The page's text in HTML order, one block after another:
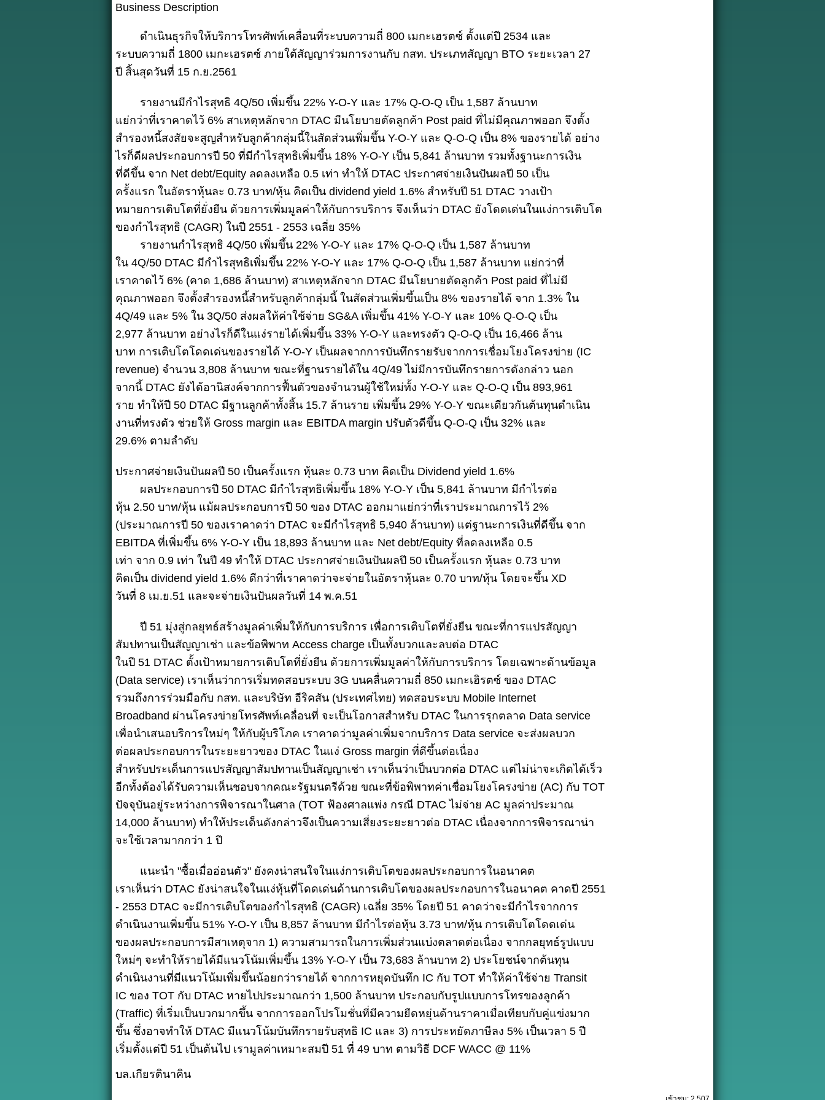
Business Description
ดำเนินธุรกิจให้บริการโทรศัพท์เคลื่อนที่ระบบความถี่ 800 เมกะเฮรตซ์ ตั้งแต่ปี 2534 และ
ระบบความถี่ 1800 เมกะเฮรตซ์ ภายใต้สัญญาร่วมการงานกับ กสท. ประเภทสัญญา BTO ระยะเวลา 27
ปี สิ้นสุดวันที่ 15 ก.ย.2561
รายงานมีกำไรสุทธิ 4Q/50 เพิ่มขึ้น 22% Y-O-Y และ 17% Q-O-Q เป็น 1,587 ล้านบาท
แย่กว่าที่เราคาดไว้ 6% สาเหตุหลักจาก DTAC มีนโยบายตัดลูกค้า Post paid ที่ไม่มีคุณภาพออก จึงตั้ง
สำรองหนี้สงสัยจะสูญสำหรับลูกค้ากลุ่มนี้ในสัดส่วนเพิ่มขึ้น Y-O-Y และ Q-O-Q เป็น 8% ของรายได้ อย่าง
ไรก็ดีผลประกอบการปี 50 ที่มีกำไรสุทธิเพิ่มขึ้น 18% Y-O-Y เป็น 5,841 ล้านบาท รวมทั้งฐานะการเงิน
ที่ดีขึ้น จาก Net debt/Equity ลดลงเหลือ 0.5 เท่า ทำให้ DTAC ประกาศจ่ายเงินปันผลปี 50 เป็น
ครั้งแรก ในอัตราหุ้นละ 0.73 บาท/หุ้น คิดเป็น dividend yield 1.6% สำหรับปี 51 DTAC วางเป้า
หมายการเติบโตที่ยั่งยืน ด้วยการเพิ่มมูลค่าให้กับการบริการ จึงเห็นว่า DTAC ยังโดดเด่นในแง่การเติบโต
ของกำไรสุทธิ (CAGR) ในปี 2551 - 2553 เฉลี่ย 35%
รายงานกำไรสุทธิ 4Q/50 เพิ่มขึ้น 22% Y-O-Y และ 17% Q-O-Q เป็น 1,587 ล้านบาท
ใน 4Q/50 DTAC มีกำไรสุทธิเพิ่มขึ้น 22% Y-O-Y และ 17% Q-O-Q เป็น 1,587 ล้านบาท แย่กว่าที่
เราคาดไว้ 6% (คาด 1,686 ล้านบาท) สาเหตุหลักจาก DTAC มีนโยบายตัดลูกค้า Post paid ที่ไม่มี
คุณภาพออก จึงตั้งสำรองหนี้สำหรับลูกค้ากลุ่มนี้ ในสัดส่วนเพิ่มขึ้นเป็น 8% ของรายได้ จาก 1.3% ใน
4Q/49 และ 5% ใน 3Q/50 ส่งผลให้ค่าใช้จ่าย SG&A เพิ่มขึ้น 41% Y-O-Y และ 10% Q-O-Q เป็น
2,977 ล้านบาท อย่างไรก็ดีในแง่รายได้เพิ่มขึ้น 33% Y-O-Y และทรงตัว Q-O-Q เป็น 16,466 ล้าน
บาท การเติบโตโดดเด่นของรายได้ Y-O-Y เป็นผลจากการบันทึกรายรับจากการเชื่อมโยงโครงข่าย (IC
revenue) จำนวน 3,808 ล้านบาท ขณะที่ฐานรายได้ใน 4Q/49 ไม่มีการบันทึกรายการดังกล่าว นอก
จากนี้ DTAC ยังได้อานิสงค์จากการฟื้นตัวของจำนวนผู้ใช้ใหม่ทั้ง Y-O-Y และ Q-O-Q เป็น 893,961
ราย ทำให้ปี 50 DTAC มีฐานลูกค้าทั้งสิ้น 15.7 ล้านราย เพิ่มขึ้น 29% Y-O-Y ขณะเดียวกันต้นทุนดำเนิน
งานที่ทรงตัว ช่วยให้ Gross margin และ EBITDA margin ปรับตัวดีขึ้น Q-O-Q เป็น 32% และ
29.6% ตามลำดับ
ประกาศจ่ายเงินปันผลปี 50 เป็นครั้งแรก หุ้นละ 0.73 บาท คิดเป็น Dividend yield 1.6%
ผลประกอบการปี 50 DTAC มีกำไรสุทธิเพิ่มขึ้น 18% Y-O-Y เป็น 5,841 ล้านบาท มีกำไรต่อ
หุ้น 2.50 บาท/หุ้น แม้ผลประกอบการปี 50 ของ DTAC ออกมาแย่กว่าที่เราประมาณการไว้ 2%
(ประมาณการปี 50 ของเราคาดว่า DTAC จะมีกำไรสุทธิ 5,940 ล้านบาท) แต่ฐานะการเงินที่ดีขึ้น จาก
EBITDA ที่เพิ่มขึ้น 6% Y-O-Y เป็น 18,893 ล้านบาท และ Net debt/Equity ที่ลดลงเหลือ 0.5
เท่า จาก 0.9 เท่า ในปี 49 ทำให้ DTAC ประกาศจ่ายเงินปันผลปี 50 เป็นครั้งแรก หุ้นละ 0.73 บาท
คิดเป็น dividend yield 1.6% ดีกว่าที่เราคาดว่าจะจ่ายในอัตราหุ้นละ 0.70 บาท/หุ้น โดยจะขึ้น XD
วันที่ 8 เม.ย.51 และจะจ่ายเงินปันผลวันที่ 14 พ.ค.51
ปี 51 มุ่งสู่กลยุทธ์สร้างมูลค่าเพิ่มให้กับการบริการ เพื่อการเติบโตที่ยั่งยืน ขณะที่การแปรสัญญา
สัมปทานเป็นสัญญาเช่า และข้อพิพาท Access charge เป็นทั้งบวกและลบต่อ DTAC
ในปี 51 DTAC ตั้งเป้าหมายการเติบโตที่ยั่งยืน ด้วยการเพิ่มมูลค่าให้กับการบริการ โดยเฉพาะด้านข้อมูล
(Data service) เราเห็นว่าการเริ่มทดสอบระบบ 3G บนคลื่นความถี่ 850 เมกะเฮิรตซ์ ของ DTAC
รวมถึงการร่วมมือกับ กสท. และบริษัท อีริคสัน (ประเทศไทย) ทดสอบระบบ Mobile Internet
Broadband ผ่านโครงข่ายโทรศัพท์เคลื่อนที่ จะเป็นโอกาสสำหรับ DTAC ในการรุกตลาด Data service
เพื่อนำเสนอบริการใหม่ๆ ให้กับผู้บริโภค เราคาดว่ามูลค่าเพิ่มจากบริการ Data service จะส่งผลบวก
ต่อผลประกอบการในระยะยาวของ DTAC ในแง่ Gross margin ที่ดีขึ้นต่อเนื่อง
สำหรับประเด็นการแปรสัญญาสัมปทานเป็นสัญญาเช่า เราเห็นว่าเป็นบวกต่อ DTAC แต่ไม่น่าจะเกิดได้เร็ว
อีกทั้งต้องได้รับความเห็นชอบจากคณะรัฐมนตรีด้วย ขณะที่ข้อพิพาทค่าเชื่อมโยงโครงข่าย (AC) กับ TOT
ปัจจุบันอยู่ระหว่างการพิจารณาในศาล (TOT ฟ้องศาลแพ่ง กรณี DTAC ไม่จ่าย AC มูลค่าประมาณ
14,000 ล้านบาท) ทำให้ประเด็นดังกล่าวจึงเป็นความเสี่ยงระยะยาวต่อ DTAC เนื่องจากการพิจารณาน่า
จะใช้เวลามากกว่า 1 ปี
แนะนำ "ซื้อเมื่ออ่อนตัว" ยังคงน่าสนใจในแง่การเติบโตของผลประกอบการในอนาคต
เราเห็นว่า DTAC ยังน่าสนใจในแง่หุ้นที่โดดเด่นด้านการเติบโตของผลประกอบการในอนาคต คาดปี 2551
- 2553 DTAC จะมีการเติบโตของกำไรสุทธิ (CAGR) เฉลี่ย 35% โดยปี 51 คาดว่าจะมีกำไรจากการ
ดำเนินงานเพิ่มขึ้น 51% Y-O-Y เป็น 8,857 ล้านบาท มีกำไรต่อหุ้น 3.73 บาท/หุ้น การเติบโตโดดเด่น
ของผลประกอบการมีสาเหตุจาก 1) ความสามารถในการเพิ่มส่วนแบ่งตลาดต่อเนื่อง จากกลยุทธ์รูปแบบ
ใหม่ๆ จะทำให้รายได้มีแนวโน้มเพิ่มขึ้น 13% Y-O-Y เป็น 73,683 ล้านบาท 2) ประโยชน์จากต้นทุน
ดำเนินงานที่มีแนวโน้มเพิ่มขึ้นน้อยกว่ารายได้ จากการหยุดบันทึก IC กับ TOT ทำให้ค่าใช้จ่าย Transit
IC ของ TOT กับ DTAC หายไปประมาณกว่า 1,500 ล้านบาท ประกอบกับรูปแบบการโทรของลูกค้า
(Traffic) ที่เริ่มเป็นบวกมากขึ้น จากการออกโปรโมชั่นที่มีความยืดหยุ่นด้านราคาเมื่อเทียบกับคู่แข่งมาก
ขึ้น ซึ่งอาจทำให้ DTAC มีแนวโน้มบันทึกรายรับสุทธิ IC และ 3) การประหยัดภาษีลง 5% เป็นเวลา 5 ปี
เริ่มตั้งแต่ปี 51 เป็นต้นไป เรามูลค่าเหมาะสมปี 51 ที่ 49 บาท ตามวิธี DCF WACC @ 11%
บล.เกียรตินาคิน